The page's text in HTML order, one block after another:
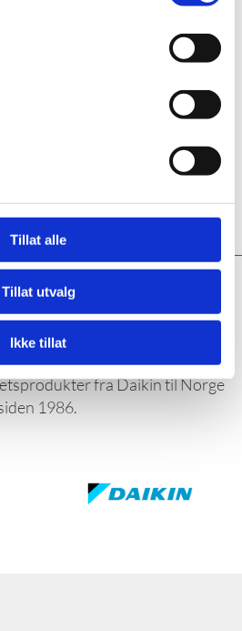
Tillat alle
Tillat utvalg
Ikke tillat
Friganor AS, som har vært
fra Daikin til Norge
1986.